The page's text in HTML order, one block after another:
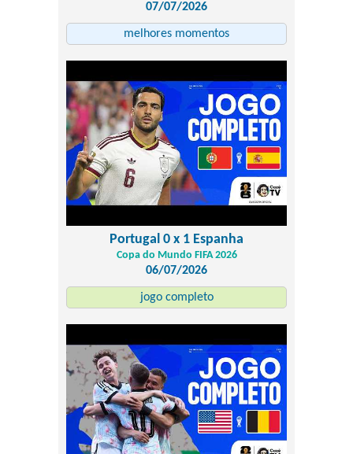
07/07/2026
melhores momentos
Portugal 0 x 1 Espanha
Copa do Mundo FIFA 2026
06/07/2026
jogo completo